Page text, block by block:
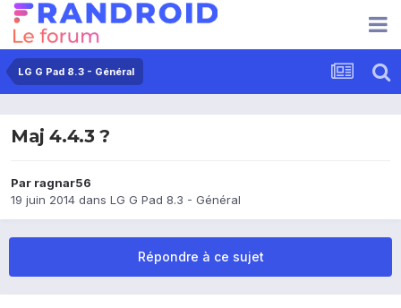
LG G Pad 8.3 - Général
Maj 4.4.3 ?
Par ragnar56
19 juin 2014 dans LG G Pad 8.3 - Général
Répondre à ce sujet